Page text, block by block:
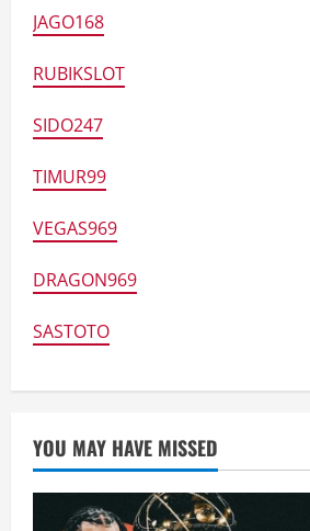
JAGO168
RUBIKSLOT
SIDO247
TIMUR99
VEGAS969
DRAGON969
SASTOTO
YOU MAY HAVE MISSED